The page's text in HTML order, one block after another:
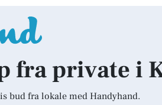
fra private i
bud fra lokale med Handyhand.